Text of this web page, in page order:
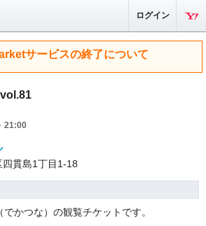
ログイン
サービスの終了について
vol.81
21:00
貫島1丁目1-18
（でかつな）の観覧チケットです。